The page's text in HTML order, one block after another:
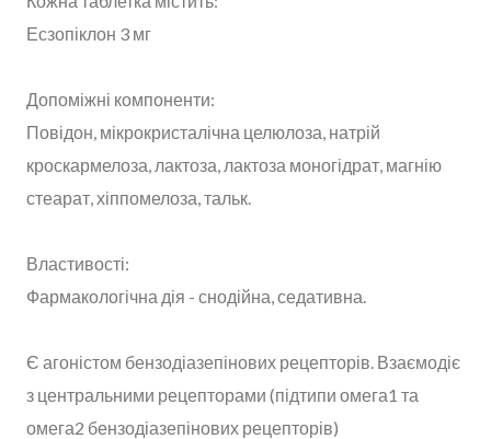
Есзопіклон 3 мг
Допоміжні компоненти:
Повідон, мікрокристалічна целюлоза, натрій
кроскармелоза, лактоза, лактоза моногідрат, магнію
стеарат, хіппомелоза, тальк.
Властивості:
Фармакологічна дія - снодійна, седативна.
Є агоністом бензодіазепінових рецепторів. Взаємодіє
з центральними рецепторами (підтипи омега1 та
омега2 бензодіазепінових рецепторів)